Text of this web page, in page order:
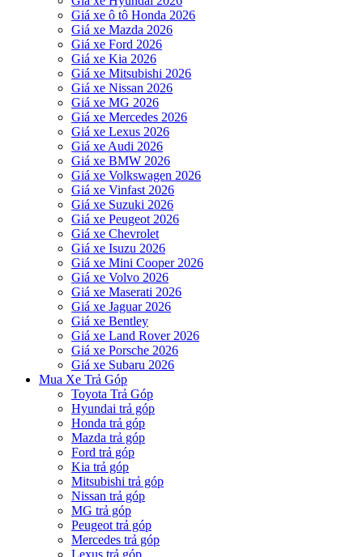
Giá xe ô tô Honda 2026
Giá xe Mazda 2026
Giá xe Ford 2026
Giá xe Kia 2026
Giá xe Mitsubishi 2026
Giá xe Nissan 2026
Giá xe MG 2026
Giá xe Mercedes 2026
Giá xe Lexus 2026
Giá xe Audi 2026
Giá xe BMW 2026
Giá xe Volkswagen 2026
Giá xe Vinfast 2026
Giá xe Suzuki 2026
Giá xe Peugeot 2026
Giá xe Chevrolet
Giá xe Isuzu 2026
Giá xe Mini Cooper 2026
Giá xe Volvo 2026
Giá xe Maserati 2026
Giá xe Jaguar 2026
Giá xe Bentley
Giá xe Land Rover 2026
Giá xe Porsche 2026
Giá xe Subaru 2026
Mua Xe Trả Góp
Toyota Trả Góp
Hyundai trả góp
Honda trả góp
Mazda trả góp
Ford trả góp
Kia trả góp
Mitsubishi trả góp
Nissan trả góp
MG trả góp
Peugeot trả góp
Mercedes trả góp
Lexus trả góp